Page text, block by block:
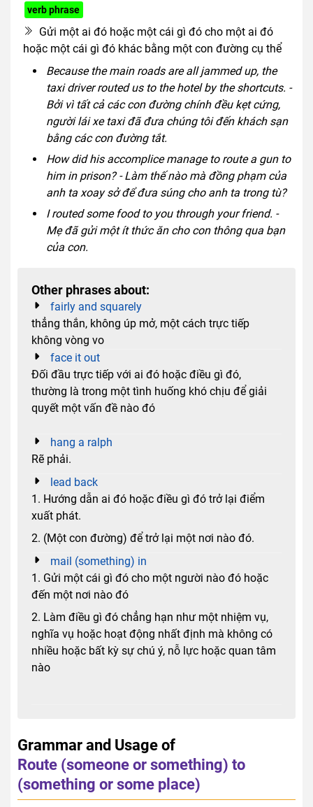
verb phrase
Gửi một ai đó hoặc một cái gì đó cho một ai đó
hoặc một cái gì đó khác bằng một con đường cụ thể
Because the main roads are all jammed up, the
taxi driver routed us to the hotel by the shortcuts. -
Bởi vì tất cả các con đường chính đều kẹt cứng,
người lái xe taxi đã đưa chúng tôi đến khách sạn
bằng các con đường tắt.
How did his accomplice manage to route a gun to
him in prison? - Làm thế nào mà đồng phạm của
anh ta xoay sở để đưa súng cho anh ta trong tù?
I routed some food to you through your friend. -
Mẹ đã gửi một ít thức ăn cho con thông qua bạn
của con.
Other phrases about:
fairly and squarely
thẳng thắn, không úp mở, một cách trực tiếp
không vòng vo
face it out
Đối đầu trực tiếp với ai đó hoặc điều gì đó,
thường là trong một tình huống khó chịu để giải
quyết một vấn đề nào đó
hang a ralph
Rẽ phải.
lead back
1. Hướng dẫn ai đó hoặc điều gì đó trở lại điểm
xuất phát.
2. (Một con đường) để trở lại một nơi nào đó.
mail (something) in
1. Gửi một cái gì đó cho một người nào đó hoặc
đến một nơi nào đó
2. Làm điều gì đó chẳng hạn như một nhiệm vụ,
nghĩa vụ hoặc hoạt động nhất định mà không có
nhiều hoặc bất kỳ sự chú ý, nỗ lực hoặc quan tâm
nào
Grammar and Usage of
Route (someone or something) to
(something or some place)